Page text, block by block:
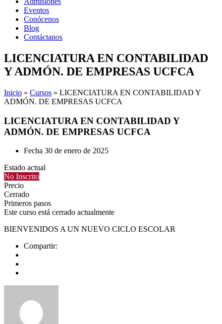
Eventos
Conócenos
Blog
Contáctanos
LICENCIATURA EN CONTABILIDAD
Y ADMÓN. DE EMPRESAS UCFCA
Inicio » Cursos » LICENCIATURA EN CONTABILIDAD Y
ADMÓN. DE EMPRESAS UCFCA
LICENCIATURA EN CONTABILIDAD Y
ADMÓN. DE EMPRESAS UCFCA
Fecha 30 de enero de 2025
Estado actual
No Inscrito
Precio
Cerrado
Primeros pasos
Este curso está cerrado actualmente
BIENVENIDOS A UN NUEVO CICLO ESCOLAR
Compartir: